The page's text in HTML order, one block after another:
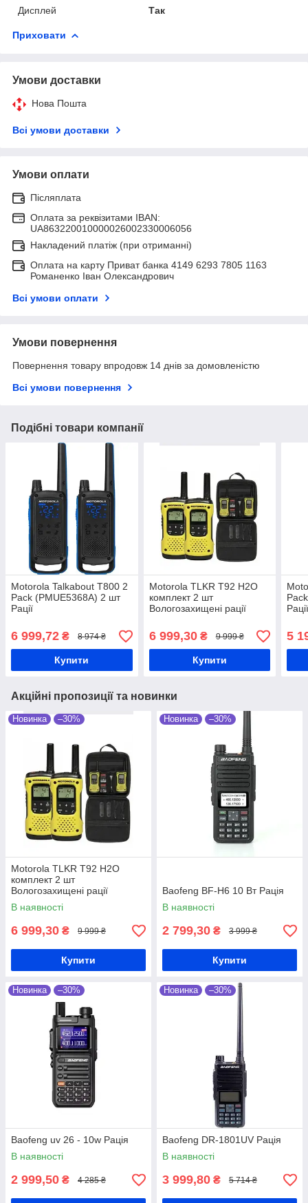
Дисплей Так
Приховати
Умови доставки
Нова Пошта
Всі умови доставки
Умови оплати
Післяплата
Оплата за реквізитами IBAN:
UA863220010000026002330006056
Накладений платіж (при отриманні)
Оплата на карту Приват банка 4149 6293 7805 1163
Романенко Іван Олександрович
Всі умови оплати
Умови повернення
Повернення товару впродовж 14 днів за домовленістю
Всі умови повернення
Подібні товари компанії
Motorola Talkabout T800 2
Pack (PMUE5368A) 2 шт
Рації
6 999,72 ₴ 8 974 ₴
Купити
Motorola TLKR T92 H2O
комплект 2 шт
Вологозахищені рації
6 999,30₴ 9 999 ₴
Купити
5
Акційні пропозиції та новинки
Новинка –30%
Motorola TLKR T92 H2O
комплект 2 шт
Вологозахищені рації
В наявності
6 999,30 ₴ 9 999 ₴
Купити
Новинка –30%
Baofeng BF-H6 10 Вт Рація
В наявності
2 799,30 ₴ 3 999 ₴
Купити
Новинка –30%
Baofeng uv 26 - 10w Рація
В наявності
2 999,50 ₴ 4 285 ₴
Новинка –30%
Baofeng DR-1801UV Рація
В наявності
3 999,80 ₴ 5 714 ₴